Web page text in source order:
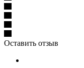
Оставить отзыв